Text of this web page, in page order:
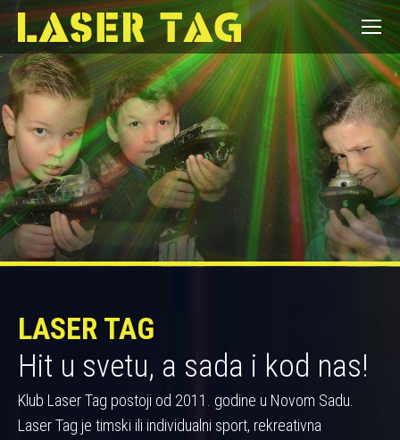
LASER TAG
Hit u svetu, a sada i kod nas!
Klub Laser Tag postoji od 2011. godine u Novom Sadu.
Laser Tag je timski ili individualni sport, rekreativna